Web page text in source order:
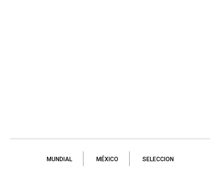
MUNDIAL MÉXICO SELECCION